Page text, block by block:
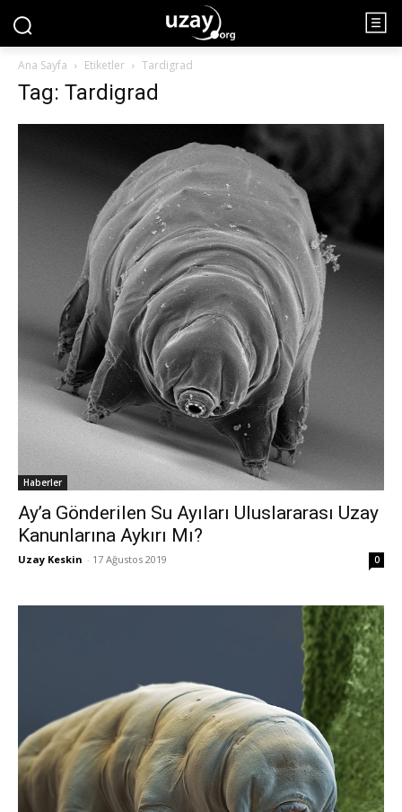
Ana Sayfa Etiketler Tardigrad
Tag: Tardigrad
Haberler
Ay’a Gönderilen Su Ayıları Uluslararası Uzay
Kanunlarına Aykırı Mı?
Uzay Keskin - 17 Ağustos 2019 0